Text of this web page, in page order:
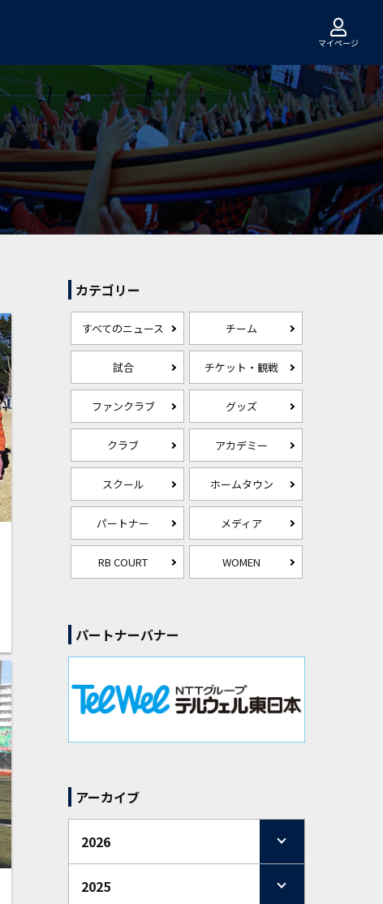
マイページ
カテゴリー
すべてのニュース チーム
試合 チケット・観戦
ファンクラブ グッズ
クラブ アカデミー
スクール ホームタウン
パートナー メディア
RB COURT WOMEN
パートナーバナー
アーカイブ
2026
2025